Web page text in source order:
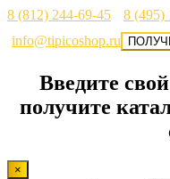
8 (812) 244-69-45 8 (495)
info@tipicoshop.ru
Введите
получите
×